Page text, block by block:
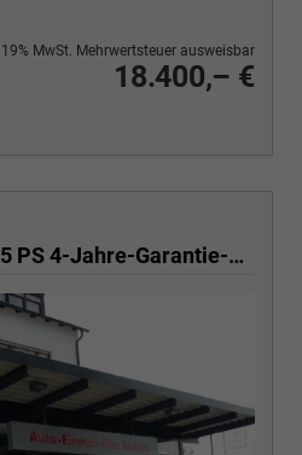
18.400,– €
19% MwSt. Mehrwertsteuer ausweisbar
drucken
Selection 1.0 TSI 95 PS 4-Jahre-Garantie-AppleCarPlay-AndroidAuto-LED-PDC-Sitzheizung-DAB-Klima